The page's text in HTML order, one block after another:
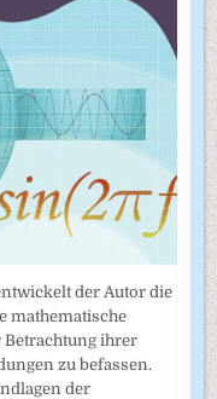
der Autor die
mathematische
ihrer
zu befassen.
der